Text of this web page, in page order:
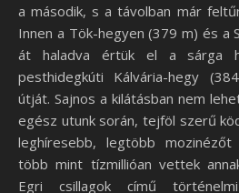
a második, s a távolban már
Innen a Tök-hegyen (379 m) és a
át haladva értük el a sárga
pesthidegkúti Kálvária-hegy
útját. Sajnos a kilátásban nem
egész utunk során, tejföl szerű
leghíresebb, legtöbb
több mint tízmillióan vettek
Egri csillagok című